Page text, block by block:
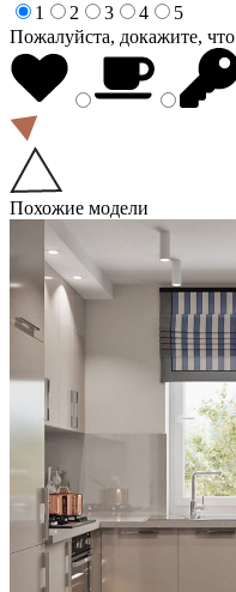
1
2 3 4
5
Пожалуйста, докажите,
Похожие модели